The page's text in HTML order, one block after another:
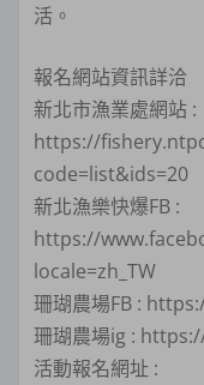
活。
報名網站資訊詳洽
新北市漁業處網站 :
https://
code=list&ids=20
新北漁樂快爆FB :
https://
locale=zh_TW
珊瑚農場FB :
珊瑚農場ig :
活動報名網址 :